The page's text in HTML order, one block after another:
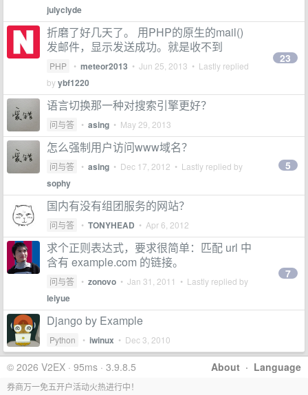
julyclyde
折磨了好几天了。 用PHP的原生的mail()
发邮件，显示发送成功。就是收不到
PHP • meteor2013 • Jun 25, 2013 • Lastly replied
byybf1220
23
语言切换那一种对搜索引擎更好？
问与答 • asing • May 29, 2013
怎么强制用户访问www域名？
问与答 • asing • Dec 17, 2012 • Lastly replied by
sophy
5
国内有没有组团服务的网站？
问与答 • TONYHEAD • Apr 6, 2012
求个正则表达式，要求很简单：匹配 url 中
含有 example.com 的链接。
问与答 • zonovo • Jan 31, 2011 • Lastly replied by
leiyue
7
Django by Example
Python • iwinux • Dec 3, 2010
About · Language
© 2026 V2EX · 95ms · 3.9.8.5
券商万一免五开户活动火热进行中！